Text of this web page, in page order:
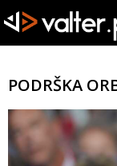
PODRŠKA